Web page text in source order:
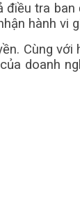
tra
hành vi
Cùng
doanh